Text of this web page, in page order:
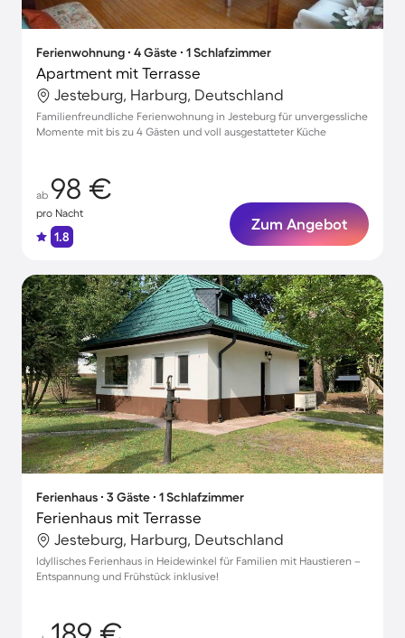
Ferienwohnung ∙ 4 Gäste ∙ 1 Schlafzimmer
Apartment mit Terrasse
Jesteburg, Harburg, Deutschland
Familienfreundliche Ferienwohnung in Jesteburg für unvergessliche
Momente mit bis zu 4 Gästen und voll ausgestatteter Küche
ab 98 €
pro Nacht
1.8
Zum Angebot
Ferienhaus ∙ 3 Gäste ∙ 1 Schlafzimmer
Ferienhaus mit Terrasse
Jesteburg, Harburg, Deutschland
Idyllisches Ferienhaus in Heidewinkel für Familien mit Haustieren –
Entspannung und Frühstück inklusive!